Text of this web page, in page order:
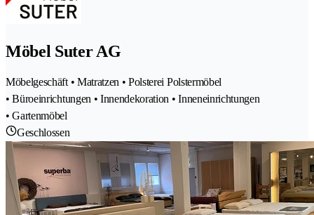
Möbel Suter AG
Möbelgeschäft • Matratzen • Polsterei Polstermöbel
• Büroeinrichtungen • Innendekoration • Inneneinrichtungen
• Gartenmöbel
Geschlossen